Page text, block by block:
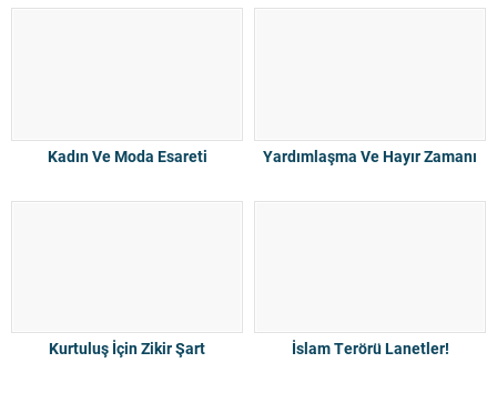
Kadın Ve Moda Esareti Yardımlaşma Ve Hayır Zamanı
Kurtuluş İçin Zikir Şart İslam Terörü Lanetler!